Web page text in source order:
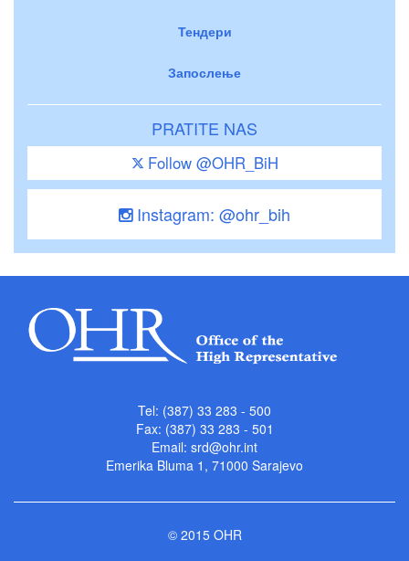
Тендери
Запослење
PRATITE NAS
Follow @OHR_BiH
Instagram: @ohr_bih
Tel: (387) 33 283 - 500
Fax: (387) 33 283 - 501
Email: srd@ohr.int
Emerika Bluma 1, 71000 Sarajevo
© 2015 OHR